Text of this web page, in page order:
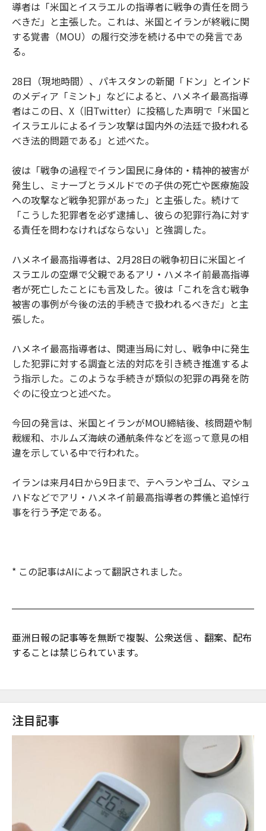
導者は「米国とイスラエルの指導者に戦争の責任を問う
べきだ」と主張した。これは、米国とイランが終戦に関
する覚書（MOU）の履行交渉を続ける中での発言であ
る。
28日（現地時間）、パキスタンの新聞「ドン」とインド
のメディア「ミント」などによると、ハメネイ最高指導
者はこの日、X（旧Twitter）に投稿した声明で「米国と
イスラエルによるイラン攻撃は国内外の法廷で扱われる
べき法的問題である」と述べた。
彼は「戦争の過程でイラン国民に身体的・精神的被害が
発生し、ミナーブとラメルドでの子供の死亡や医療施設
への攻撃など戦争犯罪があった」と主張した。続けて
「こうした犯罪者を必ず逮捕し、彼らの犯罪行為に対す
る責任を問わなければならない」と強調した。
ハメネイ最高指導者は、2月28日の戦争初日に米国とイ
スラエルの空爆で父親であるアリ・ハメネイ前最高指導
者が死亡したことにも言及した。彼は「これを含む戦争
被害の事例が今後の法的手続きで扱われるべきだ」と主
張した。
ハメネイ最高指導者は、関連当局に対し、戦争中に発生
した犯罪に対する調査と法的対応を引き続き推進するよ
う指示した。このような手続きが類似の犯罪の再発を防
ぐのに役立つと述べた。
今回の発言は、米国とイランがMOU締結後、核問題や制
裁緩和、ホルムズ海峡の通航条件などを巡って意見の相
違を示している中で行われた。
イランは来月4日から9日まで、テヘランやゴム、マシュ
ハドなどでアリ・ハメネイ前最高指導者の葬儀と追悼行
事を行う予定である。
* この記事はAIによって翻訳されました。
亜洲日報の記事等を無断で複製、公衆送信 、翻案、配布
することは禁じられています。
注目記事